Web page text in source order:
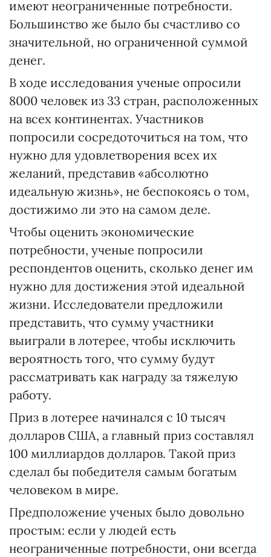
имеют неограниченные потребности.
Большинство же было бы счастливо со
значительной, но ограниченной суммой
денег.
В ходе исследования ученые опросили
8000 человек из 33 стран, расположенных
на всех континентах. Участников
попросили сосредоточиться на том, что
нужно для удовлетворения всех их
желаний, представив «абсолютно
идеальную жизнь», не беспокоясь о том,
достижимо ли это на самом деле.
Чтобы оценить экономические
потребности, ученые попросили
респондентов оценить, сколько денег им
нужно для достижения этой идеальной
жизни. Исследователи предложили
представить, что сумму участники
выиграли в лотерее, чтобы исключить
вероятность того, что сумму будут
рассматривать как награду за тяжелую
работу.
Приз в лотерее начинался с 10 тысяч
долларов США, а главный приз составлял
100 миллиардов долларов. Такой приз
сделал бы победителя самым богатым
человеком в мире.
Предположение ученых было довольно
простым: если у людей есть
неограниченные потребности, они всегда